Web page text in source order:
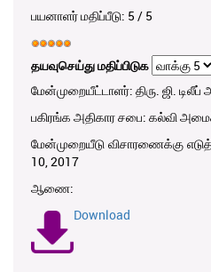
பயனாளர் மதிப்பீடு: 5 / 5
தயவுசெய்து மதிப்பிடுக
மேன்முறையீட்டாளர்: திரு. ஜி.
பகிரங்க அதிகார சபை: கல்வி
மேன்முறையீடு விசாரணைக்கு
10, 2017
ஆணை:
Download